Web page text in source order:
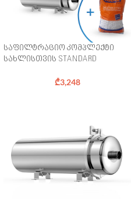
საფილტრაციო კომპლექტი
სახლისთვის STANDARD
₾3,248